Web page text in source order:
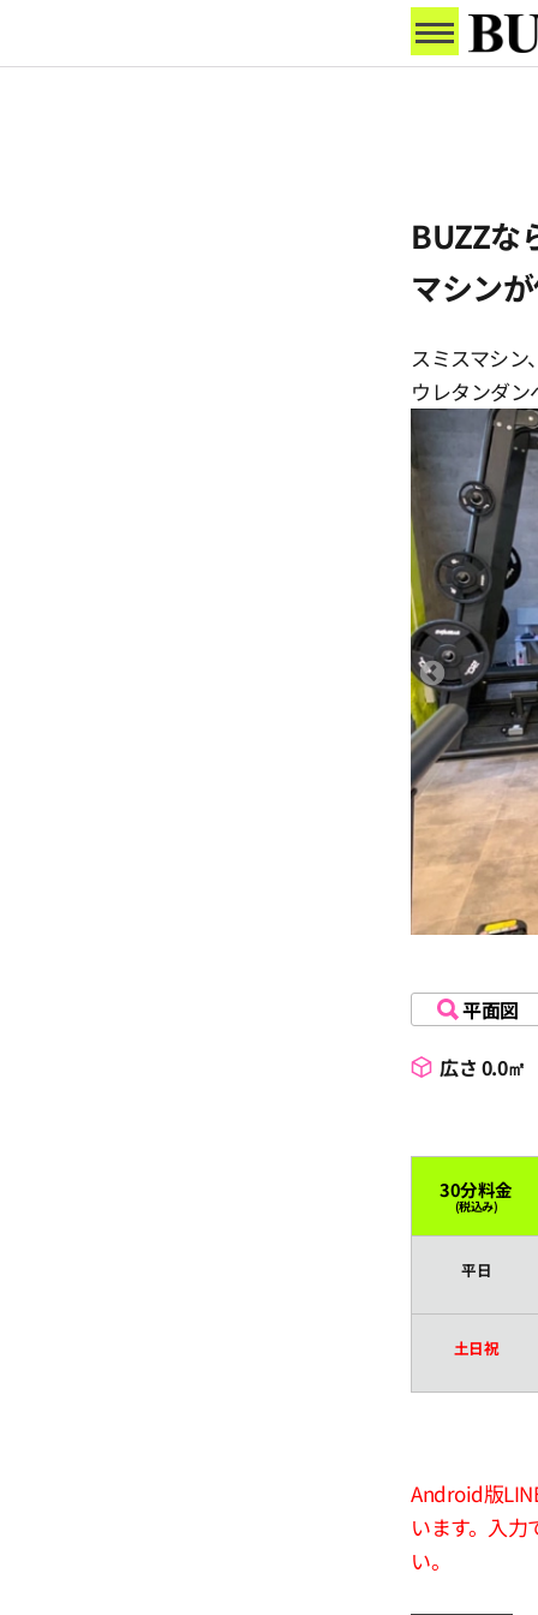
BUZZな
マシン
スミスマシン
ウレタンダン
平面図
広さ 0.0㎡
30分料金
(税込み)
平日
土日祝
Android版
います。入
い。